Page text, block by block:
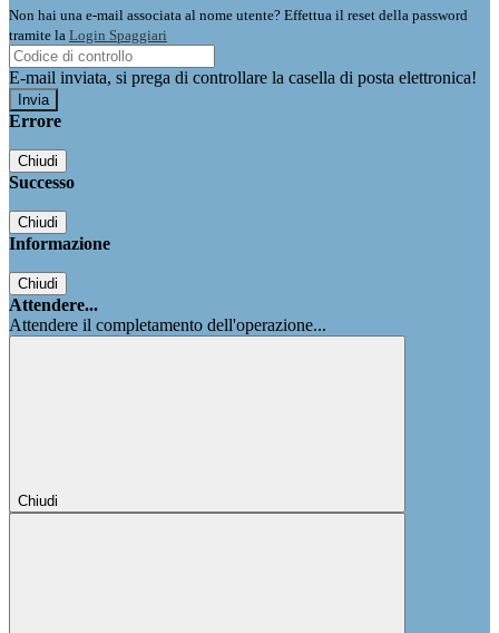
Non hai una e-mail associata al nome utente? Effettua il reset della password
tramite la Login Spaggiari
E-mail inviata, si prega di controllare la casella di posta elettronica!
Errore
Chiudi
Successo
Chiudi
Informazione
Chiudi
Attendere...
Attendere il completamento dell'operazione...
Chiudi